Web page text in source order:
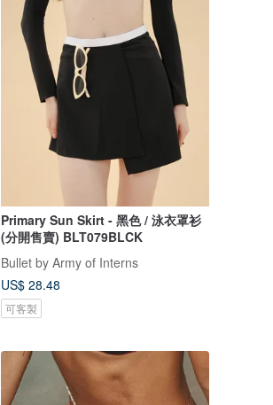
Primary Sun Skirt - 黑色 / 泳衣罩衫
(分開售賣) BLT079BLCK
Bullet by Army of Interns
US$ 28.48
可客製